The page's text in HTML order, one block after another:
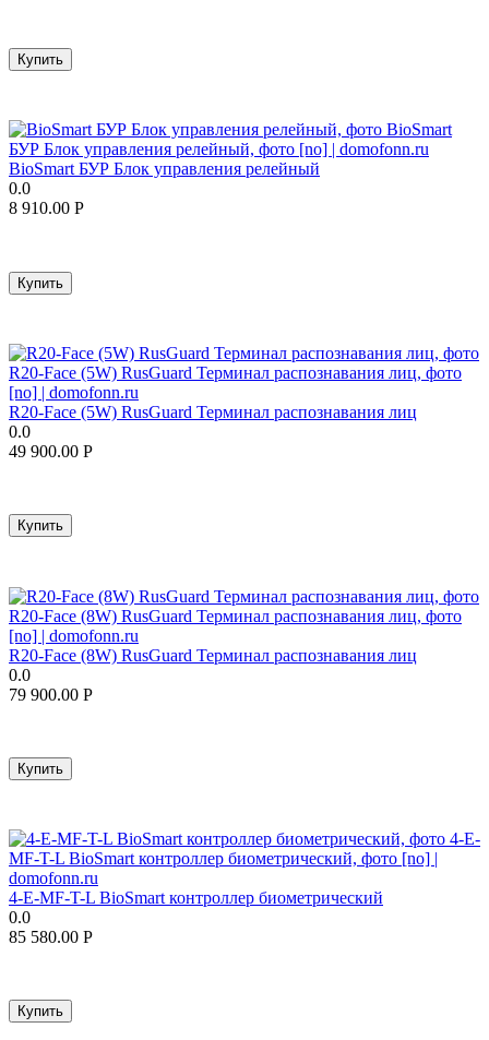
Купить
BioSmart БУР Блок управления релейный
0.0
8 910.00 Р
Купить
R20-Face (5W) RusGuard Терминал распознавания лиц
0.0
49 900.00 Р
Купить
R20-Face (8W) RusGuard Терминал распознавания лиц
0.0
79 900.00 Р
Купить
4-E-MF-T-L BioSmart контроллер биометрический
0.0
85 580.00 Р
Купить